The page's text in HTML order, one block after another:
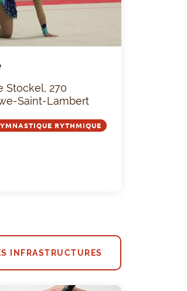
Stockel, 270
Saint-Lambert
RYTHMIQUE
INFRASTRUCTURES